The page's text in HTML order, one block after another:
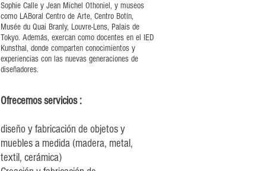
Sophie Calle y Jean Michel Othoniel, y museos
como LABoral Centro de Arte, Centro Botín,
Musée du Quai Branly, Louvre-Lens, Palais de
Tokyo. Además, exercan como docentes en el IED
Kunsthal, donde comparten conocimientos y
experiencias con las nuevas generaciones de
diseñadores.
Ofrecemos servicios :
diseño y fabricación de objetos y
muebles a medida (madera, metal,
textil, cerámica)